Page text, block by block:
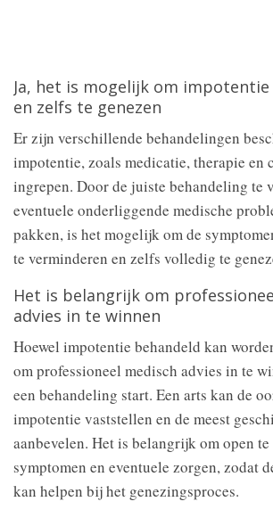
Ja, het is mogelijk om
en zelfs te genezen
Er zijn verschillende behandelingen
impotentie, zoals medicatie, therapie en
ingrepen. Door de juiste behandeling te
eventuele onderliggende medische
pakken, is het mogelijk om de
te verminderen en zelfs volledig te
Het is belangrijk om
advies in te winnen
Hoewel impotentie behandeld kan
om professioneel medisch advies in te
een behandeling start. Een arts kan de
impotentie vaststellen en de meest
aanbevelen. Het is belangrijk om open
symptomen en eventuele zorgen, zodat
kan helpen bij het genezingsproces.